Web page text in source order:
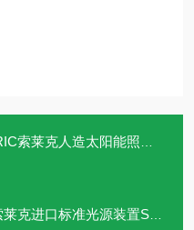
克人造太阳能照明SLB-602K
进口标准光源装置SLB-5603K